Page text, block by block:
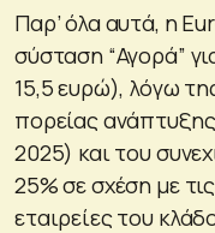
Παρ’ όλα αυτά, η
σύσταση “Αγορά”
15,5 ευρώ), λόγω
πορείας
2025) και του
25% σε σχέση με
εταιρείες του